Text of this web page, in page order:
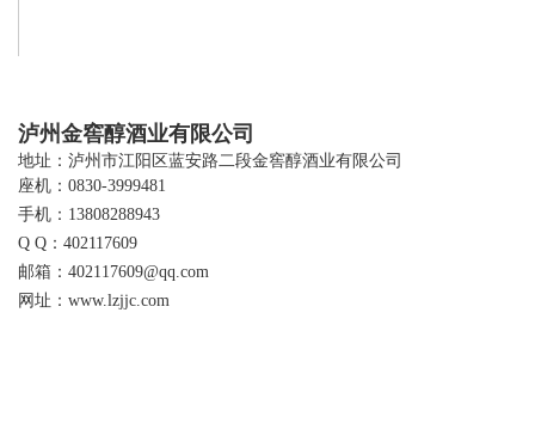
泸州金窖醇酒业有限公司
地址：泸州市江阳区蓝安路二段金窖醇酒业有限公司
座机：0830-3999481
手机：13808288943
Q Q：402117609
邮箱：402117609@qq.com
网址：www.lzjjc.com